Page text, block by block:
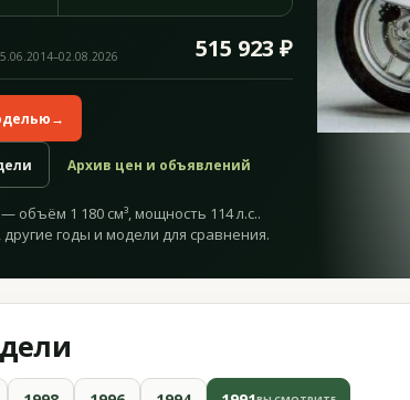
515 923 ₽
→
Архив цен и объявлений
объём 1 180 см³, мощность 114 л.с..
годы и модели для сравнения.